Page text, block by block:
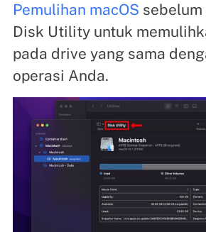
Pemulihan macOS
Disk Utility untuk
pada drive yang sama
operasi Anda.